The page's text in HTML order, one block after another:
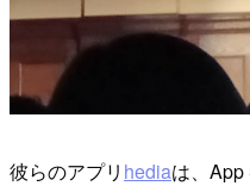
彼らのアプリ hediaは、App